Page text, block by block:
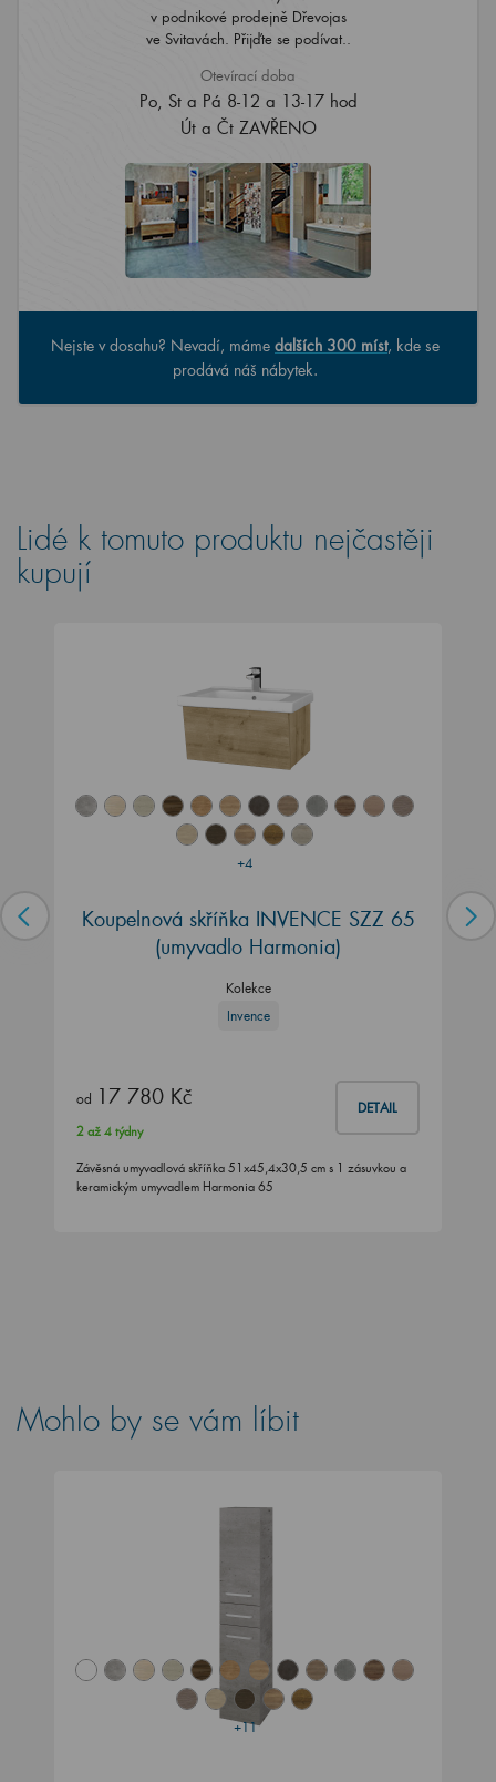
v podnikové prodejně Dřevojas
ve Svitavách. Přijďte se podívat..
Otevírací doba
Po, St a Pá 8-12 a 13-17 hod
Út a Čt ZAVŘENO
Nejste v dosahu? Nevadí, máme dalších 300 míst, kde se
prodává náš nábytek.
Lidé k tomuto produktu nejčastěji
kupují
+4
Koupelnová skříňka INVENCE SZZ 65
(umyvadlo Harmonia)
Kolekce
Invence
od 17 780 Kč DETAIL
2 až 4 týdny
Závěsná umyvadlová skříňka 51x45,4x30,5 cm s 1 zásuvkou a
keramickým umyvadlem Harmonia 65
Mohlo by se vám líbit
+11